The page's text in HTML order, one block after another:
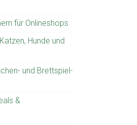
für Onlineshops
Hunde und
und Brettspiel-
&